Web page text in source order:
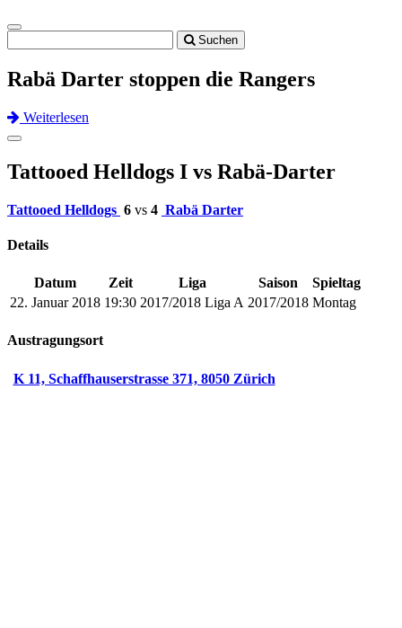
Toggle
navigation
Suchen
Rabä Darter stoppen die Rangers
Weiterlesen
Previous
Next
Toggle
Tattooed Helldogs I vs Rabä-Darter
Tattooed Helldogs 6 vs 4 Rabä Darter
Details
Datum Zeit Liga Saison
Spieltag
22. Januar 2018 19:30 2017/2018 Liga A 2017/2018 Montag
Austragungsort
K 11, Schaffhauserstrasse 371, 8050 Zürich